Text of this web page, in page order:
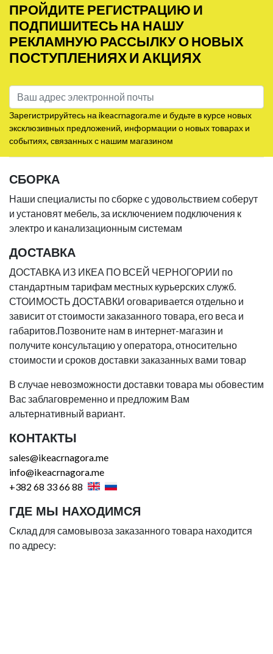
ПРОЙДИТЕ РЕГИСТРАЦИЮ И
ПОДПИШИТЕСЬ НА НАШУ
РЕКЛАМНУЮ РАССЫЛКУ О НОВЫХ
ПОСТУПЛЕНИЯХ И АКЦИЯХ
Зарегистрируйтесь на ikeacrnagora.me и будьте в курсе новых
эксклюзивных предложений, информации о новых товарах и
событиях, связанных с нашим магазином
СБОРКА
Наши специалисты по сборке с удовольствием соберут
и установят мебель, за исключением подключения к
электро и канализационным системам
ДОСТАВКА
ДОСТАВКА ИЗ ИКЕА ПО ВСЕЙ ЧЕРНОГОРИИ по
стандартным тарифам местных курьерских служб.
СТОИМОСТЬ ДОСТАВКИ оговаривается отдельно и
зависит от стоимости заказанного товара, его веса и
габаритов.Позвоните нам в интернет-магазин и
получите консультацию у оператора, относительно
стоимости и сроков доставки заказанных вами товар
В случае невозможности доставки товара мы обовестим
Вас заблаговременно и предложим Вам
альтернативный вариант.
КОНТАКТЫ
sales@ikeacrnagora.me
info@ikeacrnagora.me
+382 68 33 66 88
ГДЕ МЫ НАХОДИМСЯ
Склад для самовывоза заказанного товара находится
по адресу: